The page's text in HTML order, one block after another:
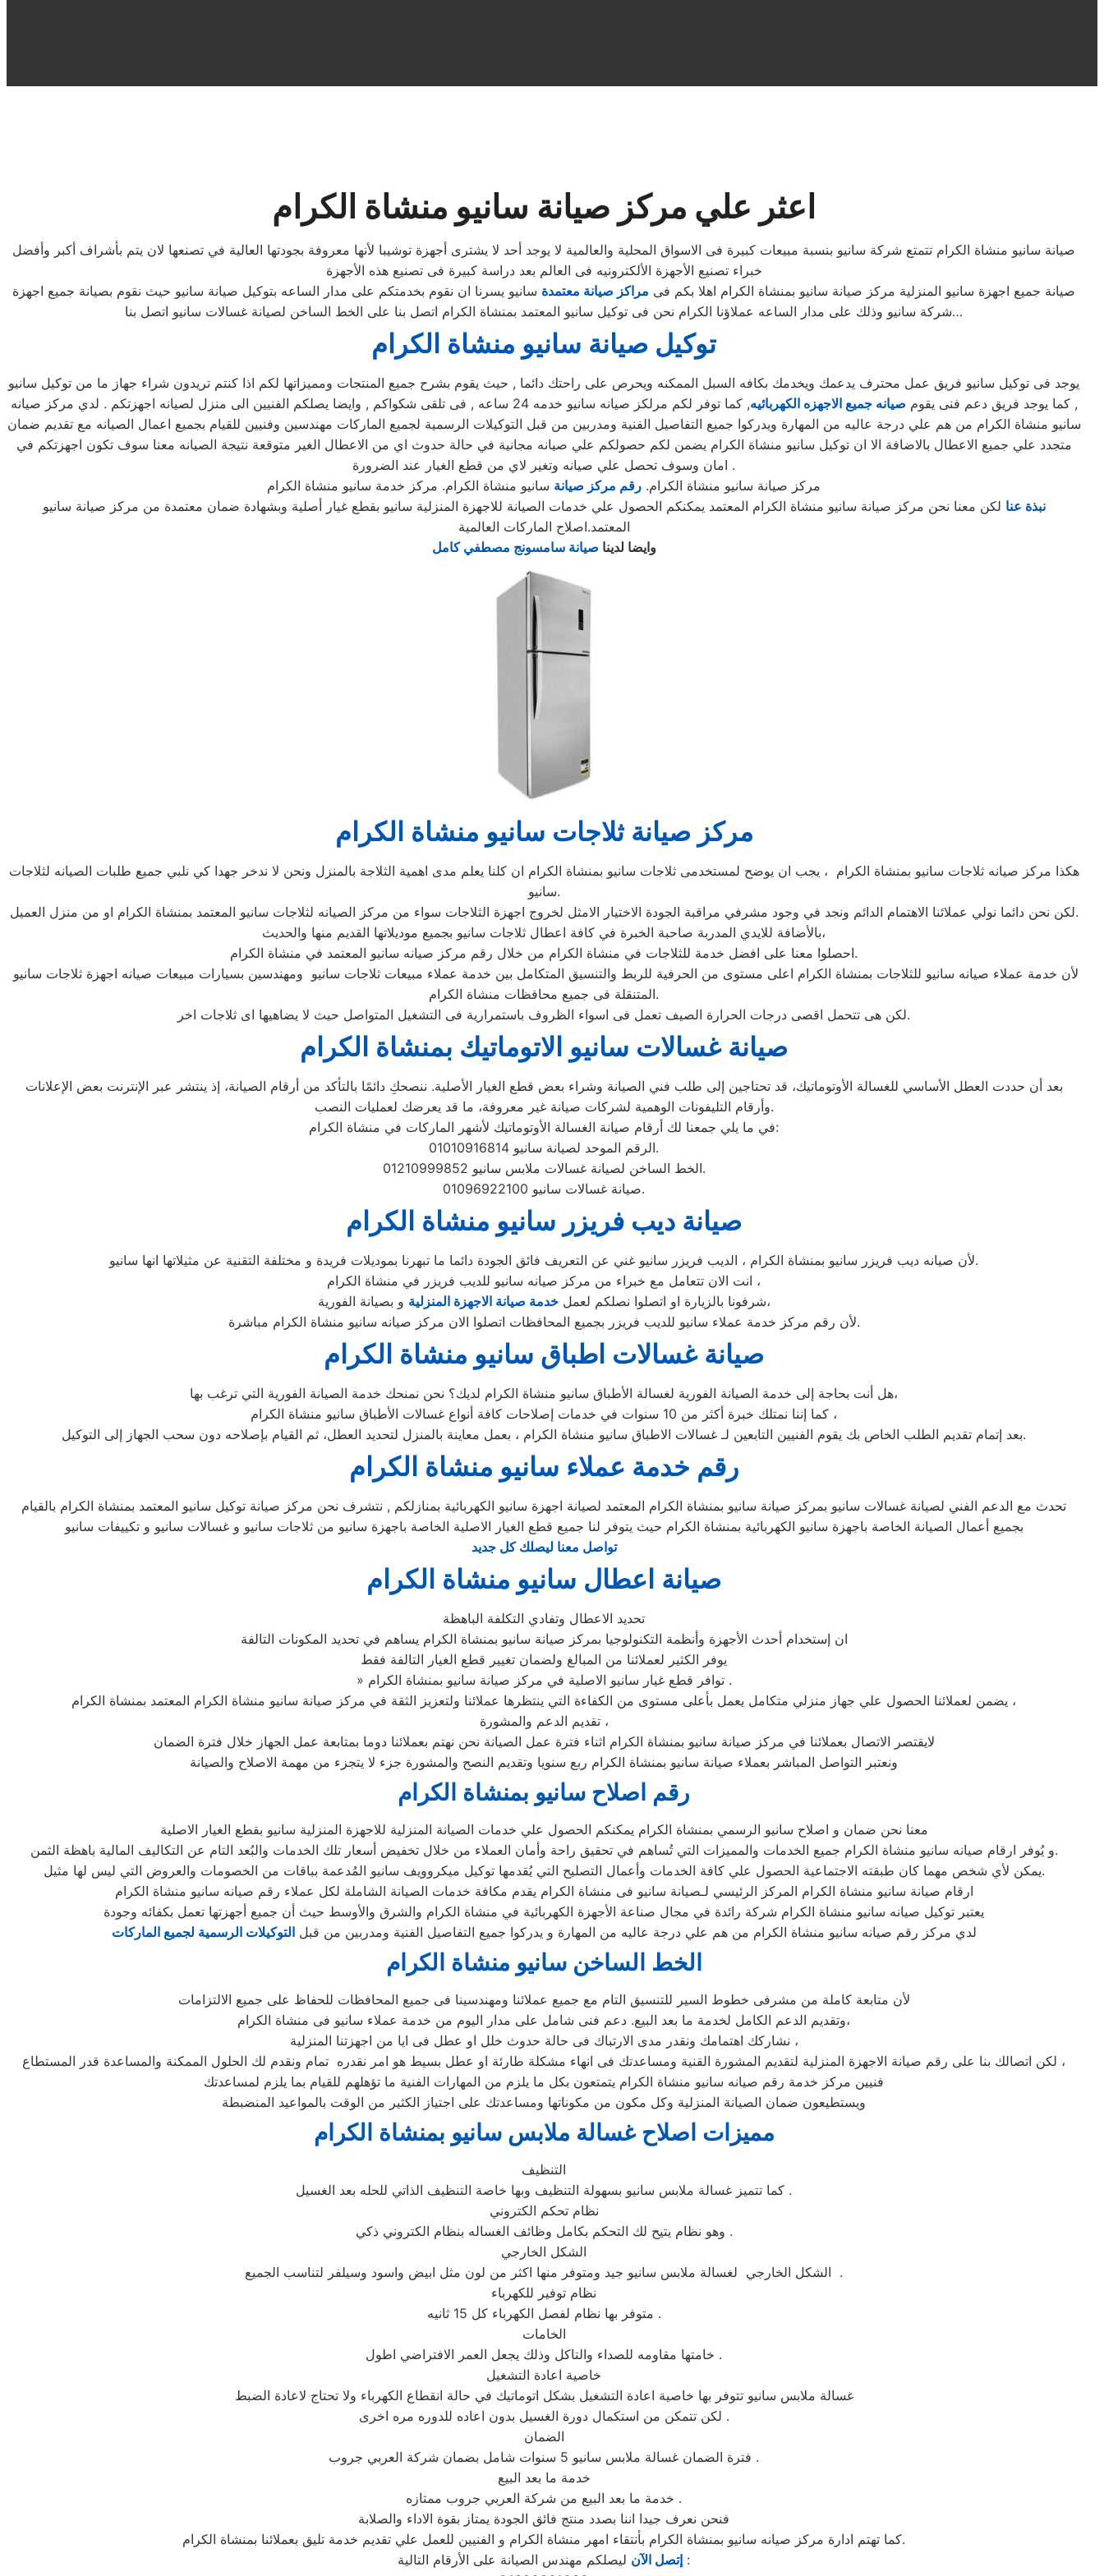
اعثر علي مركز صيانة سانيو منشاة الكرام
صيانة سانيو منشاة الكرام تتمتع شركة سانيو بنسبة مبيعات كبيرة فى الاسواق المحلية والعالمية لا يوجد أحد لا يشترى أجهزة توشيبا لأنها معروفة بجودتها العالية في تصنعها لان يتم بأشراف أكبر وأفضل
خبراء تصنيع الأجهزة الألكترونيه فى العالم بعد دراسة كبيرة فى تصنيع هذه الأجهزة
صيانة جميع اجهزة سانيو المنزلية مركز صيانة سانيو بمنشاة الكرام اهلا بكم فى مراكز صيانة معتمدة سانيو يسرنا ان نقوم بخدمتكم على مدار الساعه بتوكيل صيانة سانيو حيث نقوم بصيانة جميع اجهزة
شركة سانيو وذلك على مدار الساعه عملاؤنا الكرام نحن فى توكيل سانيو المعتمد بمنشاة الكرام اتصل بنا على الخط الساخن لصيانة غسالات سانيو اتصل بنا…
توكيل صيانة سانيو منشاة الكرام
يوجد فى توكيل سانيو فريق عمل محترف يدعمك ويخدمك بكافه السبل الممكنه ويحرص على راحتك دائما , حيث يقوم بشرح جميع المنتجات ومميزاتها لكم اذا كنتم تريدون شراء جهاز ما من توكيل سانيو
, كما يوجد فريق دعم فنى يقوم صيانه جميع الاجهزه الكهربائيه
, كما توفر لكم مرلكز صيانه سانيو خدمه 24 ساعه , فى تلقى شكواكم , وايضا يصلكم الفنيين الى منزل لصيانه اجهزتكم . لدي مركز صيانه
سانيو منشاة الكرام من هم علي درجة عاليه من المهارة ويدركوا جميع التفاصيل الفنية ومدربين من قبل التوكيلات الرسمية لجميع الماركات مهندسين وفنيين للقيام بجميع اعمال الصيانه مع تقديم ضمان
متجدد علي جميع الاعطال بالاضافة الا ان توكيل سانيو منشاة الكرام يضمن لكم حصولكم علي صيانه مجانية في حالة حدوث اي من الاعطال الغير متوقعة نتيجة الصيانه معنا سوف تكون اجهزتكم في
امان وسوف تحصل علي صيانه وتغير لاي من قطع الغيار عند الضرورة .
مركز صيانة سانيو منشاة الكرام. رقم مركز صيانة سانيو منشاة الكرام. مركز خدمة سانيو منشاة الكرام
نبذة عنا لكن معنا نحن مركز صيانة سانيو منشاة الكرام المعتمد يمكنكم الحصول علي خدمات الصيانة للاجهزة المنزلية سانيو بقطع غيار أصلية وبشهادة ضمان معتمدة من مركز صيانة سانيو
المعتمد.اصلاح الماركات العالمية
وايضا لدينا صيانة سامسونج مصطفي كامل
مركز صيانة ثلاجات سانيو منشاة الكرام
هكذا مركز صيانه ثلاجات سانيو بمنشاة الكرام ، يجب ان يوضح لمستخدمى ثلاجات سانيو بمنشاة الكرام ان كلنا يعلم مدى اهمية الثلاجة بالمنزل ونحن لا ندخر جهدا كي نلبي جميع طلبات الصيانه لثلاجات
سانيو.
لكن نحن دائما نولي عملائنا الاهتمام الدائم ونجد في وجود مشرفي مراقبة الجودة الاختيار الامثل لخروج اجهزة الثلاجات سواء من مركز الصيانه لثلاجات سانيو المعتمد بمنشاة الكرام او من منزل العميل.
بالأضافة للايدي المدربة صاحبة الخبرة في كافة اعطال ثلاجات سانيو بجميع موديلاتها القديم منها والحديث،
احصلوا معنا على افضل خدمة للثلاجات في منشاة الكرام من خلال رقم مركز صيانه سانيو المعتمد في منشاة الكرام.
لأن خدمة عملاء صيانه سانيو للثلاجات بمنشاة الكرام اعلى مستوى من الحرفية للربط والتنسيق المتكامل بين خدمة عملاء مبيعات ثلاجات سانيو ومهندسين بسيارات مبيعات صيانه اجهزة ثلاجات سانيو
المتنقلة فى جميع محافظات منشاة الكرام.
لكن هى تتحمل اقصى درجات الحرارة الصيف تعمل فى اسواء الظروف باستمرارية فى التشغيل المتواصل حيث لا يضاهيها اى ثلاجات اخر.
صيانة غسالات سانيو الاتوماتيك بمنشاة الكرام
بعد أن حددت العطل الأساسي للغسالة الأوتوماتيك، قد تحتاجين إلى طلب فني الصيانة وشراء بعض قطع الغيار الأصلية. ننصحكِ دائمًا بالتأكد من أرقام الصيانة، إذ ينتشر عبر الإنترنت بعض الإعلانات
وأرقام التليفونات الوهمية لشركات صيانة غير معروفة، ما قد يعرضك لعمليات النصب.
في ما يلي جمعنا لك أرقام صيانة الغسالة الأوتوماتيك لأشهر الماركات في منشاة الكرام:
الرقم الموحد لصيانة سانيو 01010916814.
الخط الساخن لصيانة غسالات ملابس سانيو 01210999852.
صيانة غسالات سانيو 01096922100.
صيانة ديب فريزر سانيو منشاة الكرام
لأن صيانه ديب فريزر سانيو بمنشاة الكرام ، الديب فريزر سانيو غني عن التعريف فائق الجودة دائما ما تبهرنا بموديلات فريدة و مختلفة التقنية عن مثيلاتها انها سانيو.
انت الان تتعامل مع خبراء من مركز صيانه سانيو للديب فريزر في منشاة الكرام ،
شرفونا بالزيارة او اتصلوا نصلكم لعملخدمة صيانة الاجهزة المنزلية
و بصيانة الفورية،
لأن رقم مركز خدمة عملاء سانيو للديب فريزر بجميع المحافظات اتصلوا الان مركز صيانه سانيو منشاة الكرام مباشرة.
صيانة غسالات اطباق سانيو منشاة الكرام
هل أنت بحاجة إلى خدمة الصيانة الفورية لغسالة الأطباق سانيو منشاة الكرام لديك؟ نحن نمنحك خدمة الصيانة الفورية التي ترغب بها،
كما إننا نمتلك خبرة أكثر من 10 سنوات في خدمات إصلاحات كافة أنواع غسالات الأطباق سانيو منشاة الكرام ،
بعد إتمام تقديم الطلب الخاص بك يقوم الفنيين التابعين لـ غسالات الاطباق سانيو منشاة الكرام ، بعمل معاينة بالمنزل لتحديد العطل، ثم القيام بإصلاحه دون سحب الجهاز إلى التوكيل.
رقم خدمة عملاء سانيو منشاة الكرام
تحدث مع الدعم الفني لصيانة غسالات سانيو بمركز صيانة سانيو بمنشاة الكرام المعتمد لصيانة اجهزة سانيو الكهربائية بمنازلكم , نتشرف نحن مركز صيانة توكيل سانيو المعتمد بمنشاة الكرام بالقيام
بجميع أعمال الصيانة الخاصة باجهزة سانيو الكهربائية بمنشاة الكرام حيث يتوفر لنا جميع قطع الغيار الاصلية الخاصة باجهزة سانيو من ثلاجات سانيو و غسالات سانيو و تكييفات سانيو
تواصل معنا ليصلك كل جديد
صيانة اعطال سانيو منشاة الكرام
تحديد الاعطال وتفادي التكلفة الباهظة
ان إستخدام أحدث الأجهزة وأنظمة التكنولوجيا بمركز صيانة سانيو بمنشاة الكرام يساهم في تحديد المكونات التالفة
يوفر الكثير لعملائنا من المبالغ ولضمان تغيير قطع الغيار التالفة فقط
» توافر قطع غيار سانيو الاصلية في مركز صيانة سانيو بمنشاة الكرام .
يضمن لعملائنا الحصول علي جهاز منزلي متكامل يعمل بأعلى مستوى من الكفاءة التي ينتظرها عملائنا ولتعزيز الثقة في مركز صيانة سانيو منشاة الكرام المعتمد بمنشاة الكرام ،
تقديم الدعم والمشورة ،
لايقتصر الاتصال بعملائنا في مركز صيانة سانيو بمنشاة الكرام اثناء فترة عمل الصيانة نحن نهتم بعملائنا دوما بمتابعة عمل الجهاز خلال فترة الضمان
ونعتبر التواصل المباشر بعملاء صيانة سانيو بمنشاة الكرام ربع سنويا وتقديم النصح والمشورة جزء لا يتجزء من مهمة الاصلاح والصيانة
رقم اصلاح سانيو بمنشاة الكرام
معنا نحن ضمان و اصلاح سانيو الرسمي بمنشاة الكرام يمكنكم الحصول علي خدمات الصيانة المنزلية للاجهزة المنزلية سانيو بقطع الغيار الاصلية
و يُوفر ارقام صيانه سانيو منشاة الكرام جميع الخدمات والمميزات التي تُساهم في تحقيق راحة وأمان العملاء من خلال تخفيض أسعار تلك الخدمات والبُعد التام عن التكاليف المالية باهظة الثمن.
يمكن لأي شخص مهما كان طبقته الاجتماعية الحصول علي كافة الخدمات وأعمال التصليح التي يُقدمها توكيل ميكروويف سانيو المُدعمة بباقات من الخصومات والعروض التي ليس لها مثيل.
ارقام صيانة سانيو منشاة الكرام المركز الرئيسي لـصيانة سانيو فى منشاة الكرام يقدم مكافة خدمات الصيانة الشاملة لكل عملاء رقم صيانه سانيو منشاة الكرام
يعتبر توكيل صيانه سانيو منشاة الكرام شركة رائدة في مجال صناعة الأجهزة الكهربائية في منشاة الكرام والشرق والأوسط حيث أن جميع أجهزتها تعمل بكفائه وجودة
لدي مركز رقم صيانه سانيو منشاة الكرام من هم علي درجة عاليه من المهارة و يدركوا جميع التفاصيل الفنية ومدربين من قبلالتوكيلات الرسمية لجميع الماركات
الخط الساخن سانيو منشاة الكرام
لأن متابعة كاملة من مشرفى خطوط السير للتنسيق التام مع جميع عملائنا ومهندسينا فى جميع المحافظات للحفاظ على جميع الالتزامات
وتقديم الدعم الكامل لخدمة ما بعد البيع. دعم فنى شامل على مدار اليوم من خدمة عملاء سانيو فى منشاة الكرام،
نشاركك اهتمامك ونقدر مدى الارتباك فى حالة حدوث خلل او عطل فى ايا من اجهزتنا المنزلية ،
لكن اتصالك بنا على رقم صيانة الاجهزة المنزلية لتقديم المشورة القنية ومساعدتك فى انهاء مشكلة طارئة او عطل بسيط هو امر نقدره تمام ونقدم لك الحلول الممكنة والمساعدة قدر المستطاع ،
فنيين مركز خدمة رقم صيانه سانيو منشاة الكرام يتمتعون بكل ما يلزم من المهارات الفنية ما تؤهلهم للقيام بما يلزم لمساعدتك
ويستطيعون ضمان الصيانة المنزلية وكل مكون من مكوناتها ومساعدتك على اجتياز الكثير من الوقت بالمواعيد المنضبطة
مميزات اصلاح غسالة ملابس سانيو بمنشاة الكرام
التنظيف
كما تتميز غسالة ملابس سانيو بسهولة التنظيف وبها خاصة التنظيف الذاتي للحله بعد الغسيل .
نظام تحكم الكتروني
وهو نظام يتيح لك التحكم بكامل وظائف الغساله بنظام الكتروني ذكي .
الشكل الخارجي
الشكل الخارجي لغسالة ملابس سانيو جيد ومتوفر منها اكثر من لون مثل ابيض واسود وسيلفر لتناسب الجميع .
نظام توفير للكهرباء
متوفر بها نظام لفصل الكهرباء كل 15 ثانيه .
الخامات
خامتها مقاومه للصداء والتاكل وذلك يجعل العمر الافتراضي اطول .
خاصية اعادة التشغيل
غسالة ملابس سانيو تتوفر بها خاصية اعادة التشغيل بشكل اتوماتيك في حالة انقطاع الكهرباء ولا تحتاج لاعادة الضبط
لكن تتمكن من استكمال دورة الغسيل بدون اعاده للدوره مره اخرى .
الضمان
فترة الضمان غسالة ملابس سانيو 5 سنوات شامل بضمان شركة العربي جروب .
خدمة ما بعد البيع
خدمة ما بعد البيع من شركة العربي جروب ممتازه .
فنحن نعرف جيدا اننا بصدد منتج فائق الجودة يمتاز بقوة الاداء والصلابة
كما تهتم ادارة مركز صيانه سانيو بمنشاة الكرام بأنتقاء امهر منشاة الكرام و الفنيين للعمل علي تقديم خدمة تليق بعملائنا بمنشاة الكرام.
إتصل الآن ليصلكم مهندس الصيانة على الأرقام التالية :